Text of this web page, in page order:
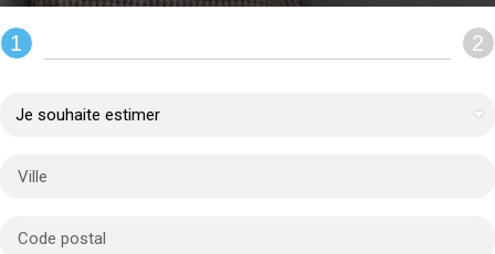
REMPLIR LE FORMULAIRE :
1 2